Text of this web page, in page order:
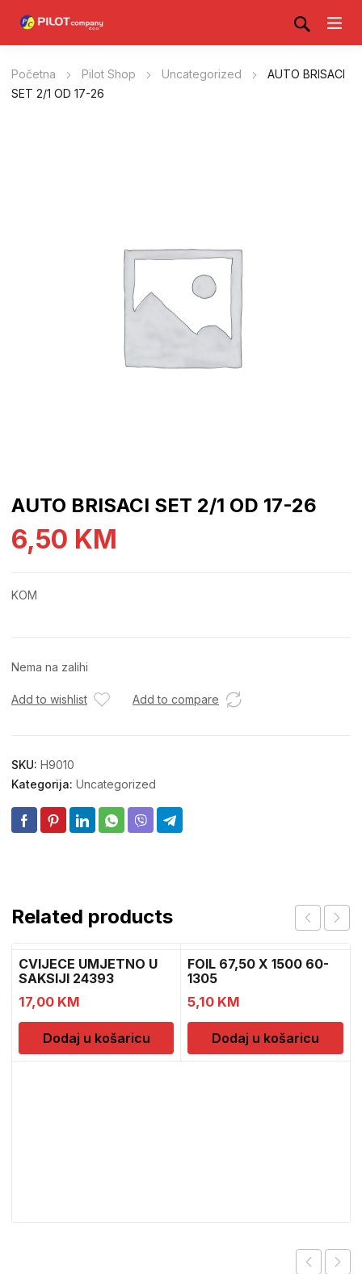
Početna Pilot Shop Uncategorized
AUTO BRISACI
SET 2/1 OD 17-26
AUTO BRISACI SET 2/1 OD 17-26
6,50 KM
KOM
Nema na zalihi
Add to wishlist Add to compare
SKU: H9010
Kategorija: Uncategorized
Related products
CVIJECE UMJETNO U
SAKSIJI 24393
CH52439
17,00 KM
Dodaj u košaricu
FOIL 67,50 X 1500 60-
1305
5,10 KM
Dodaj u košaricu